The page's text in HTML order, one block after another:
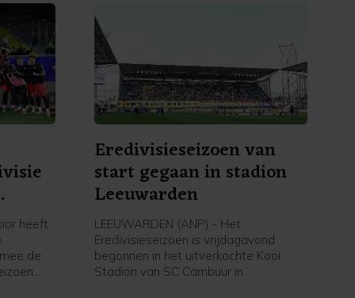
heeft
de
Eredivisieseizoen van
start gegaan in stadion
Leeuwarden
LEEUWARDEN (ANP) - Het
Eredivisieseizoen is vrijdagavond
begonnen in het uitverkochte Kooi
Stadion van SC Cambuur in